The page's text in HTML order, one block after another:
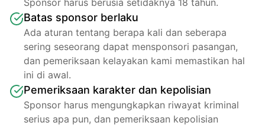
Sponsor harus berusia setidaknya 18 tahun.
Batas sponsor berlaku
Ada aturan tentang berapa kali dan seberapa
sering seseorang dapat mensponsori pasangan,
dan pemeriksaan kelayakan kami memastikan hal
ini di awal.
Pemeriksaan karakter dan kepolisian
Sponsor harus mengungkapkan riwayat kriminal
serius apa pun, dan pemeriksaan kepolisian